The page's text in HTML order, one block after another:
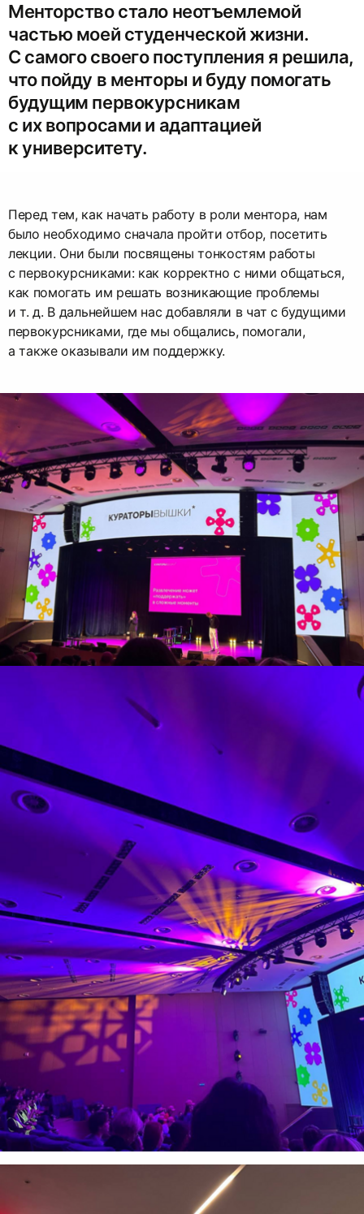
Менторство стало неотъемлемой
частью моей студенческой жизни.
С самого своего поступления я решила,
что пойду в менторы и буду помогать
будущим первокурсникам
с их вопросами и адаптацией
к университету.
Перед тем, как начать работу в роли ментора, нам
было необходимо сначала пройти отбор, посетить
лекции. Они были посвящены тонкостям работы
с первокурсниками: как корректно с ними общаться,
как помогать им решать возникающие проблемы
и т. д. В дальнейшем нас добавляли в чат с будущими
первокурсниками, где мы общались, помогали,
а также оказывали им поддержку.